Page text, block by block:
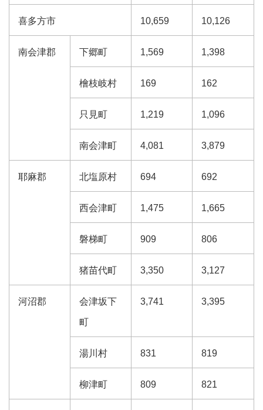
喜多方市 10,659 10,126
南会津郡 下郷町 1,569 1,398
檜枝岐村 169 162
只見町 1,219 1,096
南会津町 4,081 3,879
耶麻郡 北塩原村 694 692
西会津町 1,475 1,665
磐梯町 909 806
猪苗代町 3,350 3,127
河沼郡 会津坂下
町
3,741 3,395
湯川村 831 819
柳津町 809 821